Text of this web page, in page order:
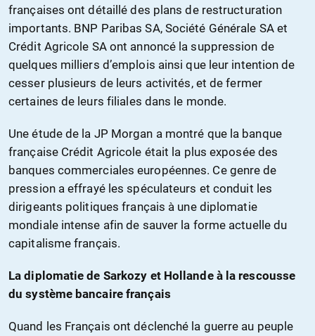
françaises ont détaillé des plans de restructuration
importants. BNP Paribas SA, Société Générale SA et
Crédit Agricole SA ont annoncé la suppression de
quelques milliers d’emplois ainsi que leur intention de
cesser plusieurs de leurs activités, et de fermer
certaines de leurs filiales dans le monde.
Une étude de la JP Morgan a montré que la banque
française Crédit Agricole était la plus exposée des
banques commerciales européennes. Ce genre de
pression a effrayé les spéculateurs et conduit les
dirigeants politiques français à une diplomatie
mondiale intense afin de sauver la forme actuelle du
capitalisme français.
La diplomatie de Sarkozy et Hollande à la rescousse
du système bancaire français
Quand les Français ont déclenché la guerre au peuple